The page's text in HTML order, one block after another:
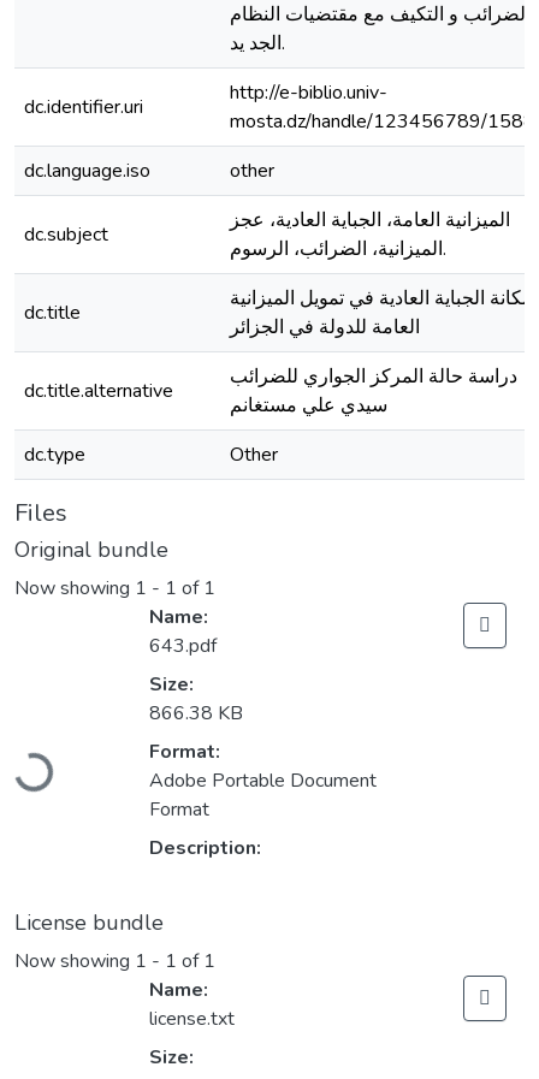
الضرائب و التكيف مع مقتضيات النظام
الجد يد.
dc.identifier.uri
http://e-biblio.univ-
mosta.dz/handle/123456789/
dc.language.iso
other
dc.subject
الميزانية العامة، الجباية العادية، عجز
الميزانية، الضرائب، الرسوم.
dc.title
مكانة الجباية العادية في تمويل الميزانية
العامة للدولة في الجزائر
dc.title.alternative
دراسة حالة المركز الجواري للضرائب
سيدي علي مستغانم
dc.type
Other
Files
Original bundle
Now showing 1 - 1 of 1
Loading...
Name:
643.pdf
Size:
866.38 KB
Format:
Adobe Portable Document
Format
Description:
License bundle
Now showing 1 - 1 of 1
Name:
license.txt
Size: